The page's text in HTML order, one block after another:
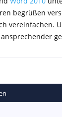
begrüßen
vereinfachen.